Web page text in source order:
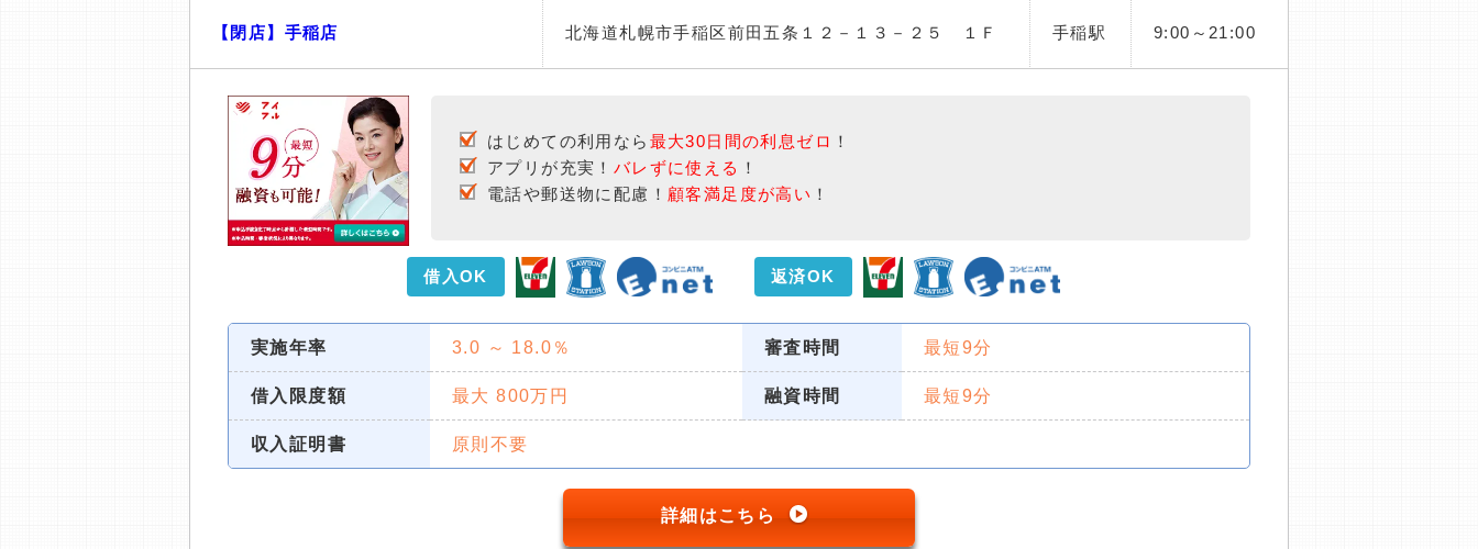
【閉店】手稲店 北海道札幌市手稲区前田五条１２－１３－２５ １Ｆ 手稲駅 9:00～21:00
はじめての利用なら 最大30日間の利息ゼロ ！
アプリが充実！ バレずに使える ！
電話や郵送物に配慮！ 顧客満足度が高い ！
借入OK 返済OK
実施年率 3.0 ～ 18.0％ 審査時間 最短9分
借入限度額 最大 800万円 融資時間 最短9分
収入証明書 原則不要
詳細はこちら